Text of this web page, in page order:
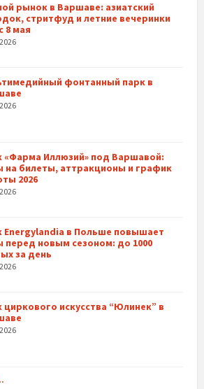
рынок в Варшаве: азиатский
стритфуд и летние вечеринки
8 мая
фонтанный парк в
«Фарма Иллюзий» под Варшавой:
на билеты, аттракционы и график
2026
Energylandia в Польше повышает
перед новым сезоном: до 1000
за день
циркового искусства “Юлинек” в